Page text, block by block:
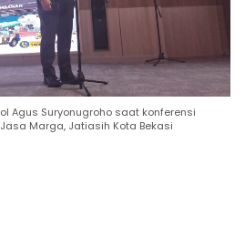
Agus Suryonugroho saat konferensi
Marga, Jatiasih Kota Bekasi